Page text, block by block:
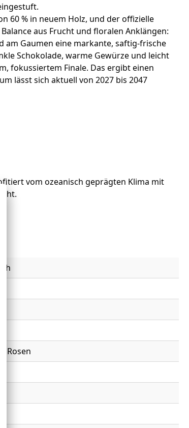
60 % in neuem Holz, und der offizielle
aus Frucht und floralen Anklängen:
am Gaumen eine markante, saftig-frische
Schokolade, warme Gewürze und leicht
fokussiertem Finale. Das ergibt einen
lässt sich aktuell von 2027 bis 2047
vom ozeanisch geprägten Klima mit
Rosen